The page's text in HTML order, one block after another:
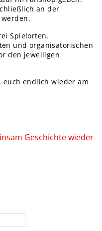
an der
Spielorten,
und organisatorischen
den jeweiligen
endlich wieder am
Geschichte wieder